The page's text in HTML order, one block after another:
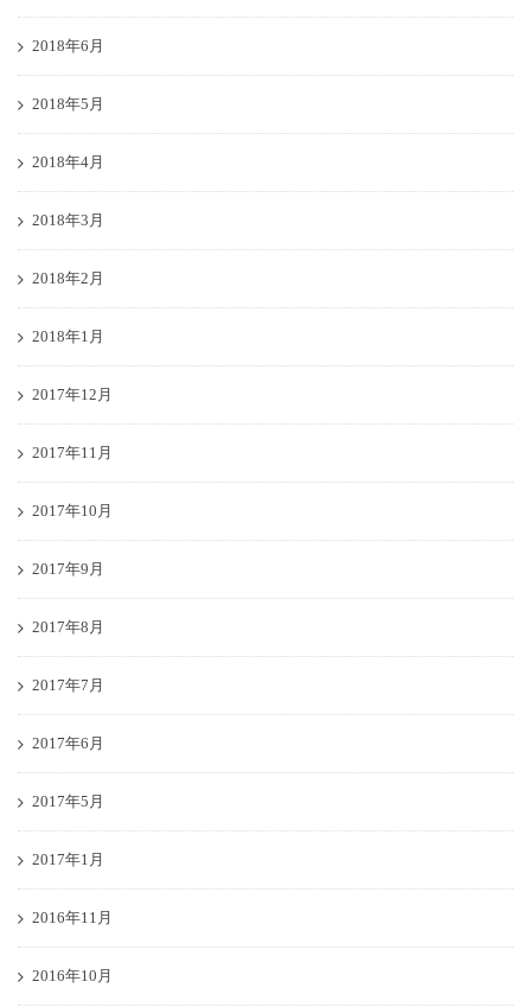
2018年6月
2018年5月
2018年4月
2018年3月
2018年2月
2018年1月
2017年12月
2017年11月
2017年10月
2017年9月
2017年8月
2017年7月
2017年6月
2017年5月
2017年1月
2016年11月
2016年10月